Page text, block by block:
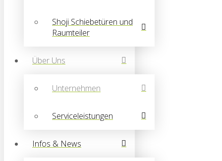
Shoji Schiebetüren und
Raumteiler
Über Uns
Unternehmen
Serviceleistungen
Infos & News